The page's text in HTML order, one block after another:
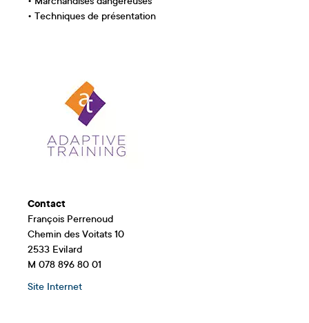
• Techniques de présentation
Contact
François Perrenoud
Chemin des Voitats 10
2533 Evilard
M 078 896 80 01
Site Internet